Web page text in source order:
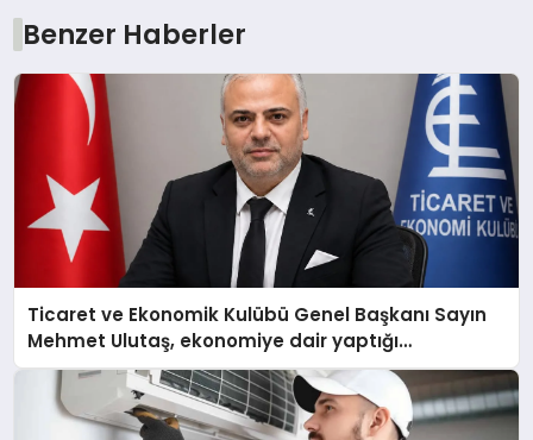
Benzer Haberler
Ticaret ve Ekonomik Kulübü Genel Başkanı Sayın
Mehmet Ulutaş, ekonomiye dair yaptığı
açıklamada şunları kaydetti: